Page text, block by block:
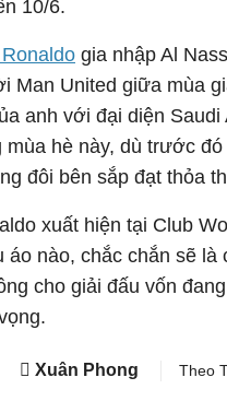
10/6.
gia nhập Al
Man United giữa mùa
anh với đại diện Saudi
mùa hè này, dù trước
đôi bên sắp đạt thỏa
xuất hiện tại Club
áo nào, chắc chắn sẽ là
cho giải đấu vốn
Xuân Phong Theo